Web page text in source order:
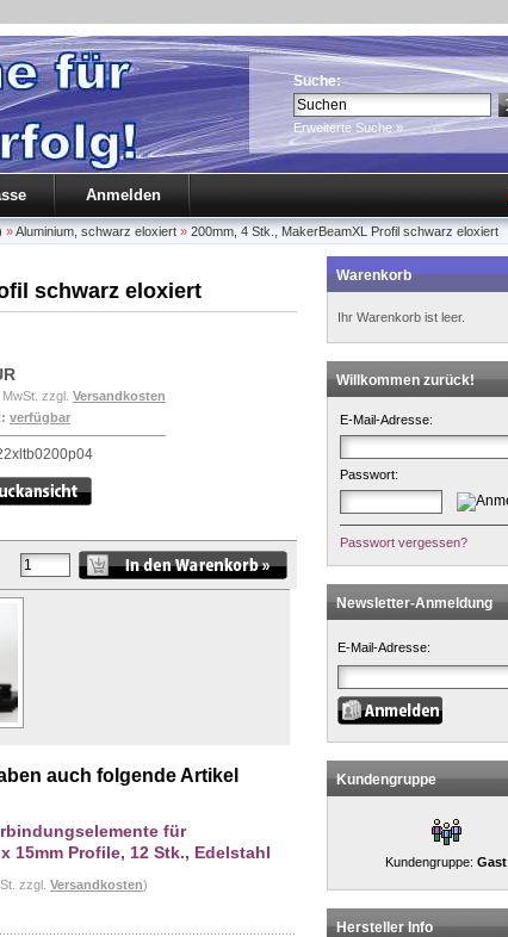
Suche:
Erweiterte Suche »
Anmelden
»Aluminium, schwarz eloxiert » 200mm, 4 Stk., MakerBeamXL Profil schwarz eloxiert
schwarz eloxiert
zzgl. Versandkosten
verfügbar
auch folgende Artikel
für
15mm Profile, 12 Stk., Edelstahl
zzgl. Versandkosten)
Warenkorb
Ihr Warenkorb ist leer.
Willkommen zurück!
E-Mail-Adresse:
Passwort:
Passwort vergessen?
Newsletter-Anmeldung
E-Mail-Adresse:
Kundengruppe
Kundengruppe: Gast
Hersteller Info